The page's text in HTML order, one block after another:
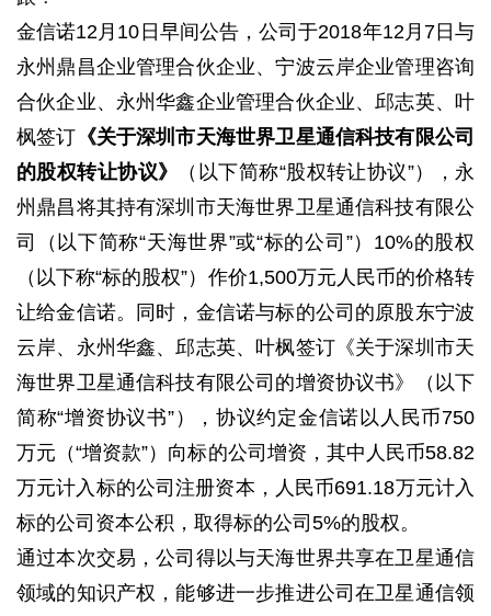
金信诺12月10日早间公告，公司于2018年12月7日与
永州鼎昌企业管理合伙企业、宁波云岸企业管理咨询
合伙企业、永州华鑫企业管理合伙企业、邱志英、叶
枫签订 《关于深圳市天海世界卫星通信科技有限公司
的股权转让协议》
（以下简称“股权转让协议”），永
州鼎昌将其持有深圳市天海世界卫星通信科技有限公
司（以下简称“天海世界”或“标的公司”）10%的股权
（以下称“标的股权”）作价1,500万元人民币的价格转
让给金信诺。同时，金信诺与标的公司的原股东宁波
云岸、永州华鑫、邱志英、叶枫签订《关于深圳市天
海世界卫星通信科技有限公司的增资协议书》（以下
简称“增资协议书”），协议约定金信诺以人民币750
万元（“增资款”）向标的公司增资，其中人民币58.82
万元计入标的公司注册资本，人民币691.18万元计入
标的公司资本公积，取得标的公司5%的股权。
通过本次交易，公司得以与天海世界共享在卫星通信
领域的知识产权，能够进一步推进公司在卫星通信领